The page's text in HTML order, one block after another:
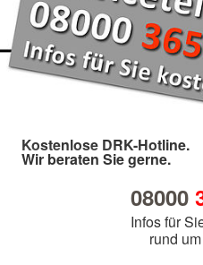
Kostenlose DRK-Hotline.
Wir beraten Sie gerne.
08000
Infos für
rund